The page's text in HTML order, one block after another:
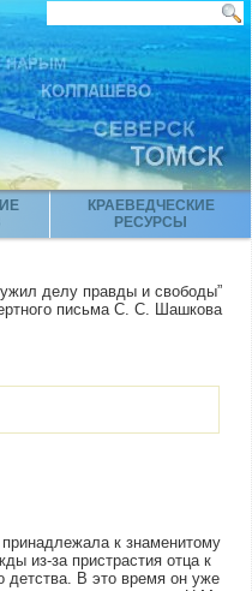
КРАЕВЕДЧЕСКИЕ
РЕСУРСЫ
делу правды и свободы”
письма С. С. Шашкова
к знаменитому
из-за пристрастия отца к
детства. В это время он уже